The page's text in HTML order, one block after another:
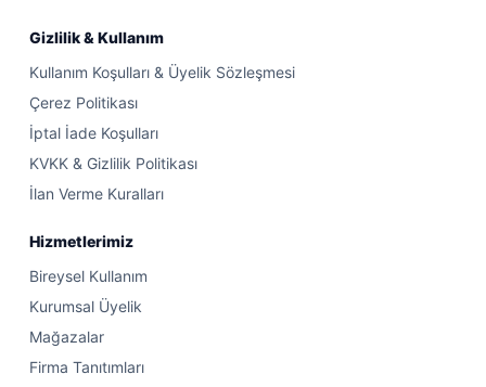
Gizlilik & Kullanım
Kullanım Koşulları & Üyelik Sözleşmesi
Çerez Politikası
İptal İade Koşulları
KVKK & Gizlilik Politikası
İlan Verme Kuralları
Hizmetlerimiz
Bireysel Kullanım
Kurumsal Üyelik
Mağazalar
Firma Tanıtımları